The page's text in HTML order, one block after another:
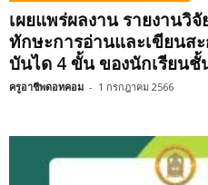
เผยแพร่ผลงาน รายงานวิ
ทักษะการอ่านและเขียนส
บันได 4 ขั้น ของนักเรียน
ครูอาชีพดอทคอม - 1 กรกฎาคม 2566